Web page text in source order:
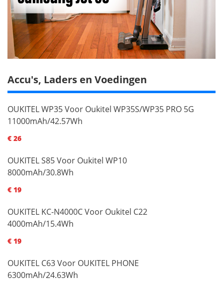
Accu's, Laders en Voedingen
OUKITEL WP35 Voor Oukitel WP35S/WP35 PRO 5G
11000mAh/42.57Wh
€ 26
OUKITEL S85 Voor Oukitel WP10
8000mAh/30.8Wh
€ 19
OUKITEL KC-N4000C Voor Oukitel C22
4000mAh/15.4Wh
€ 19
OUKITEL C63 Voor OUKITEL PHONE
6300mAh/24.63Wh